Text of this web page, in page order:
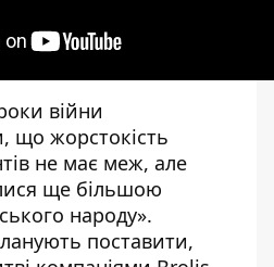
війни
що жорстокість
не має меж, але
ще більшою
народу».
поставити,